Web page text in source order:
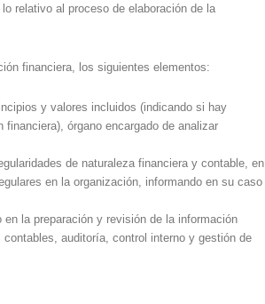
relativo al proceso de elaboración de la
financiera, los siguientes elementos:
y valores incluidos (indicando si hay
órgano encargado de analizar
de naturaleza financiera y contable, en
en la organización, informando en su caso
la preparación y revisión de la información
auditoría, control interno y gestión de